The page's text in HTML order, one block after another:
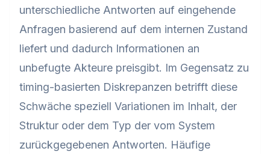
unterschiedliche Antworten auf eingehende
Anfragen basierend auf dem internen Zustand
liefert und dadurch Informationen an
unbefugte Akteure preisgibt. Im Gegensatz zu
timing-basierten Diskrepanzen betrifft diese
Schwäche speziell Variationen im Inhalt, der
Struktur oder dem Typ der vom System
zurückgegebenen Antworten. Häufige